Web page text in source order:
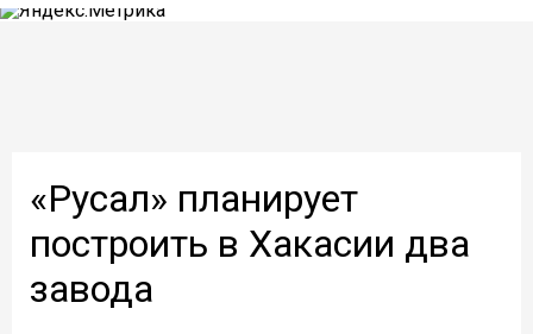
«Русал» планирует
построить в Хакасии два
завода